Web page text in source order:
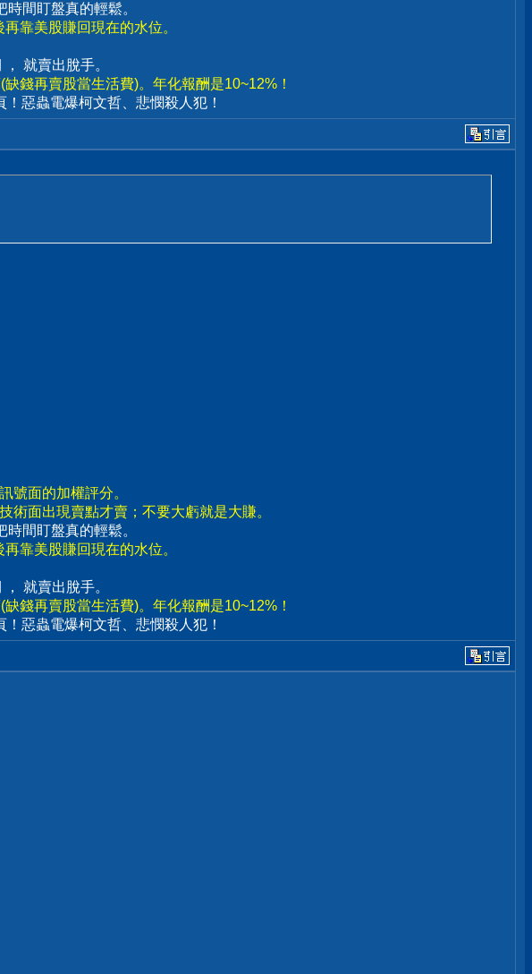
間盯盤真的輕鬆。
靠美股賺回現在的水位。
就賣出脫手。
錢再賣股當生活費)。年化報酬是10~12%！
惡蟲電爆柯文哲、悲憫殺人犯！
號面的加權評分。
術面出現賣點才賣；不要大虧就是大賺。
間盯盤真的輕鬆。
靠美股賺回現在的水位。
就賣出脫手。
錢再賣股當生活費)。年化報酬是10~12%！
惡蟲電爆柯文哲、悲憫殺人犯！